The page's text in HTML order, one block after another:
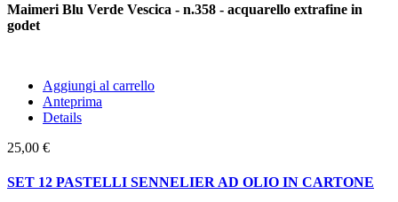
Maimeri Blu Verde Vescica - n.358 - acquarello extrafine in
godet
Aggiungi al carrello
Anteprima
Details
25,00 €
SET 12 PASTELLI SENNELIER AD OLIO IN CARTONE